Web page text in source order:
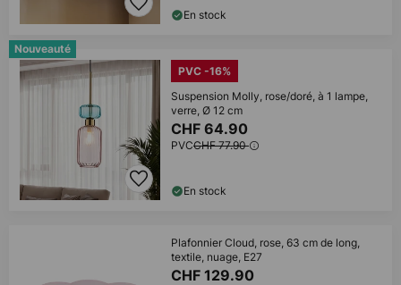
En stock
Nouveauté
PVC -16%
Suspension Molly, rose/doré, à 1 lampe,
verre, Ø 12 cm
CHF 64.90
PVCCHF 77.90
En stock
Plafonnier Cloud, rose, 63 cm de long,
textile, nuage, E27
CHF 129.90